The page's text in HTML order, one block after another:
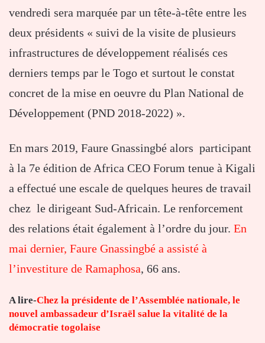
vendredi sera marquée par un tête-à-tête entre les
deux présidents « suivi de la visite de plusieurs
infrastructures de développement réalisés ces
derniers temps par le Togo et surtout le constat
concret de la mise en oeuvre du Plan National de
Développement (PND 2018-2022) ».
En mars 2019, Faure Gnassingbé alors participant
à la 7e édition de Africa CEO Forum tenue à Kigali
a effectué une escale de quelques heures de travail
chez le dirigeant Sud-Africain. Le renforcement
des relations était également à l’ordre du jour. En
mai dernier, Faure Gnassingbé a assisté à
l’investiture de Ramaphosa, 66 ans.
A lire-Chez la présidente de l’Assemblée nationale, le
nouvel ambassadeur d’Israël salue la vitalité de la
démocratie togolaise